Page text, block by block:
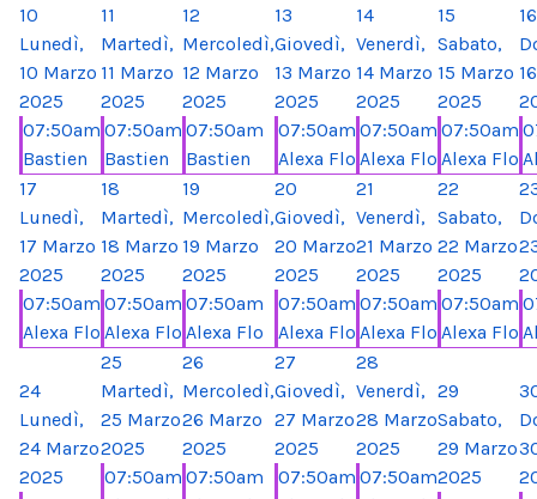
10
Lunedì,
10 Marzo
2025
07:50am
Bastien
11
Martedì,
11 Marzo
2025
07:50am
Bastien
12
Mercoledì,
12 Marzo
2025
07:50am
Bastien
13
Giovedì,
13 Marzo
2025
07:50am
Alexa Flo
14
Venerdì,
14 Marzo
2025
07:50am
Alexa Flo
15
Sabato,
15 Marzo
2025
07:50am
Alexa Flo
16
17
Lunedì,
17 Marzo
2025
07:50am
Alexa Flo
18
Martedì,
18 Marzo
2025
07:50am
Alexa Flo
19
Mercoledì,
19 Marzo
2025
07:50am
Alexa Flo
20
Giovedì,
20 Marzo
2025
07:50am
Alexa Flo
21
Venerdì,
21 Marzo
2025
07:50am
Alexa Flo
22
Sabato,
22 Marzo
2025
07:50am
Alexa Flo
24
Lunedì,
24 Marzo
2025
25
Martedì,
25 Marzo
2025
07:50am
26
Mercoledì,
26 Marzo
2025
07:50am
27
Giovedì,
27 Marzo
2025
07:50am
28
Venerdì,
28 Marzo
2025
07:50am
29
Sabato,
29 Marzo
2025